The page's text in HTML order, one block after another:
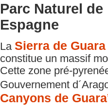
Parc Naturel
Espagne
La Sierra de Guara
constitue un massif
Cette zone pré-
Gouvernement
Canyons de Guara